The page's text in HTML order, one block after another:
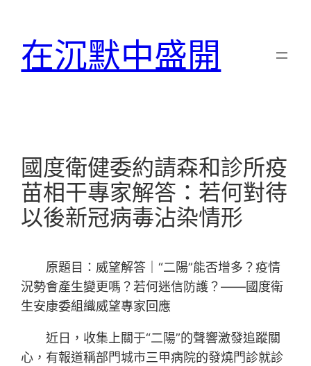
在沉默中盛開
國度衛健委約請森和診所疫
苗相干專家解答：若何對待
以後新冠病毒沾染情形
原題目：威望解答｜“二陽”能否增多？疫情
況勢會產生變更嗎？若何迷信防護？——國度衛
生安康委組織威望專家回應
近日，收集上關于“二陽”的聲響激發追蹤關
心，有報道稱部門城市三甲病院的發燒門診就診